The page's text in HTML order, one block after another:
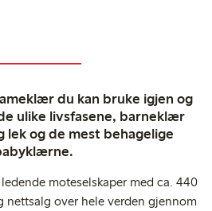
du kan bruke igjen og
ulike livsfasene, barneklær
lek og de mest behagelige
moteselskaper med ca. 440
nettsalg over hele verden gjennom